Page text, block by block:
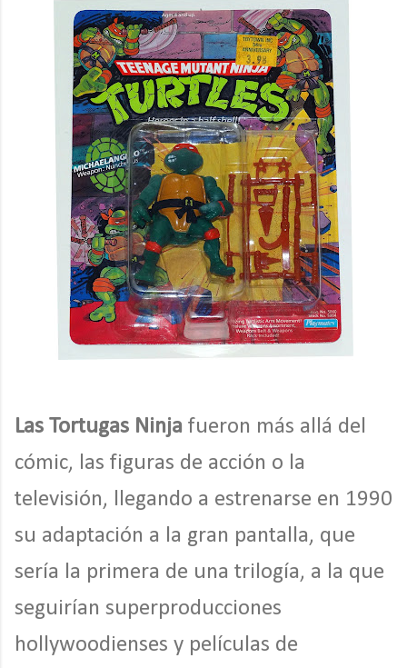
Las Tortugas Ninja fueron más allá del
cómic, las figuras de acción o la
televisión, llegando a estrenarse en 1990
su adaptación a la gran pantalla, que
sería la primera de una trilogía, a la que
seguirían superproducciones
hollywoodienses y películas de